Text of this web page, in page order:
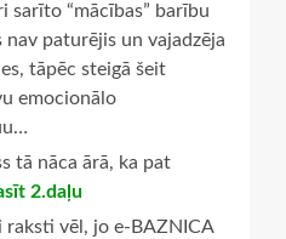
sarīto “mācības” barību
nav paturējis un vajadzēja
tāpēc steigā šeit
emocionālo
tā nāca ārā, ka pat
2.daļu
raksti vēl, jo e-BAZNICA